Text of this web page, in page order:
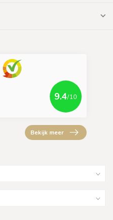
9.4/10
Bekijk meer